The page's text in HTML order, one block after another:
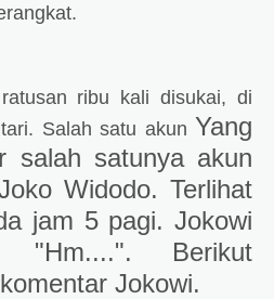
ribu kali disukai, di
Salah satu akun Yang
salah satunya akun
Widodo. Terlihat
jam 5 pagi. Jokowi
"Hm....". Berikut
Jokowi.